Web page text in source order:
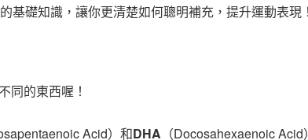
礎知識，讓你更清楚如何聰明補充，提升運動表現！
同的東西喔！
Acid）和DHA （Docosahexaenoic Acid